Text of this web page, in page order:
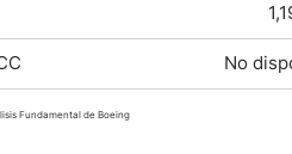
No
Fundamental de Boeing